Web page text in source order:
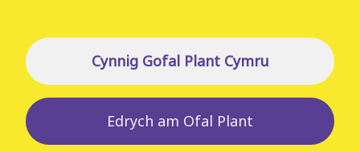
Cynnig Gofal Plant Cymru
Edrych am Ofal Plant